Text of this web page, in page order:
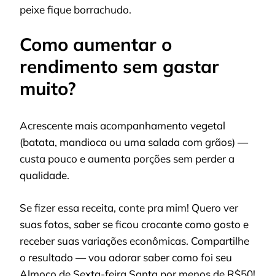
peixe fique borrachudo.
Como aumentar o
rendimento sem gastar
muito?
Acrescente mais acompanhamento vegetal
(batata, mandioca ou uma salada com grãos) —
custa pouco e aumenta porções sem perder a
qualidade.
Se fizer essa receita, conte pra mim! Quero ver
suas fotos, saber se ficou crocante como gosto e
receber suas variações econômicas. Compartilhe
o resultado — vou adorar saber como foi seu